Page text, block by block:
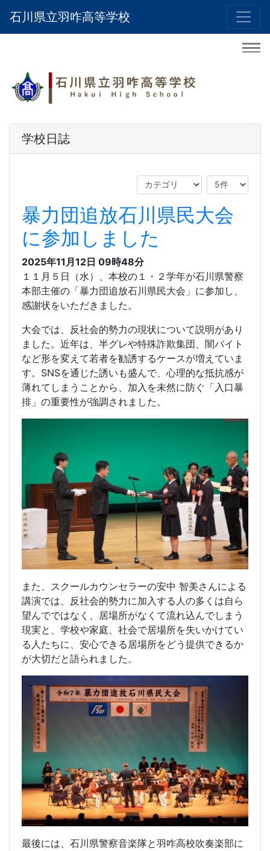
石川県立羽咋高等学校
学校日誌
暴力団追放石川県民大会
に参加しました
2025年11月12日 09時48分
１１月５日（水）、本校の１・２学年が石川県警察
本部主催の「暴力団追放石川県民大会」に参加し、
感謝状をいただきました。
大会では、反社会的勢力の現状について説明があり
ました。近年は、半グレや特殊詐欺集団、闇バイト
など形を変えて若者を勧誘するケースが増えていま
す。SNSを通じた誘いも盛んで、心理的な抵抗感が
薄れてしまうことから、加入を未然に防ぐ「入口暴
排」の重要性が強調されました。
また、スクールカウンセラーの安中 智美さんによる
講演では、反社会的勢力に加入する人の多くは自ら
望んでではなく、居場所がなくて流れ込んでしまう
現実と、学校や家庭、社会で居場所を失いかけてい
る人たちに、安心できる居場所をどう提供できるか
が大切だと語られました。
最後には、石川県警察音楽隊と羽咋高校吹奏楽部に